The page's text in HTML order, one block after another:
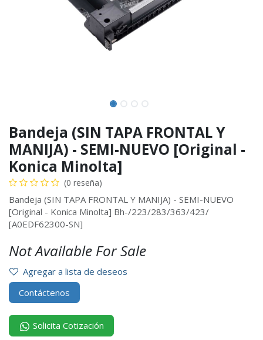
Bandeja (SIN TAPA FRONTAL Y
MANIJA) - SEMI-NUEVO [Original -
Konica Minolta]
(0 reseña)
Bandeja (SIN TAPA FRONTAL Y MANIJA) - SEMI-NUEVO
[Original - Konica Minolta] Bh-/223/283/363/423/
[A0EDF62300-SN]
Not Available For Sale
Agregar a lista de deseos
Contáctenos
Solicita Cotización